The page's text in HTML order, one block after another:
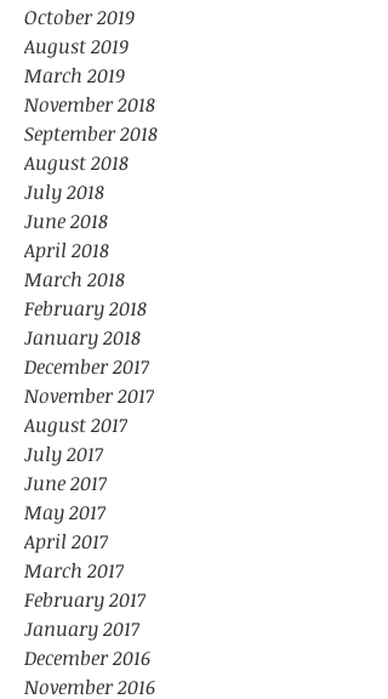
October 2019
August 2019
March 2019
November 2018
September 2018
August 2018
July 2018
June 2018
April 2018
March 2018
February 2018
January 2018
December 2017
November 2017
August 2017
July 2017
June 2017
May 2017
April 2017
March 2017
February 2017
January 2017
December 2016
November 2016